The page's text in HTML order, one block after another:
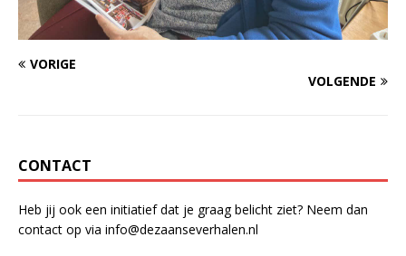
VORIGE
VOLGENDE
CONTACT
Heb jij ook een initiatief dat je graag belicht ziet? Neem dan
contact op via info@dezaanseverhalen.nl